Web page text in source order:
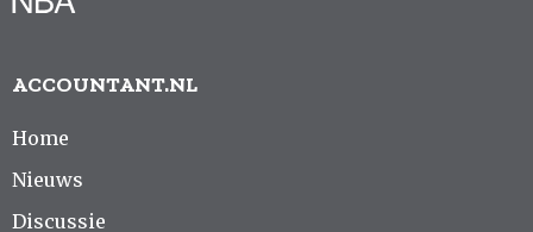
ACCOUNTANT.NL
Home
Nieuws
Discussie